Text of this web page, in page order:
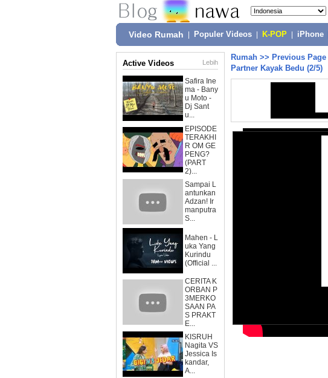
Video Rumah Populer Videos K-POP iPhone
Active Videos Lebih
Safira Ine
ma - Bany
u Moto -
Dj Sant
u...
EPISODE
TERAKHI
R OM GE
PENG?
(PART
2)...
Sampai L
antunkan
Adzan! Ir
manputra
S...
Mahen - L
uka Yang
Kurindu
(Official ...
CERITA K
ORBAN P
3MERKO
SAAN PA
S PRAKT
E...
KISRUH
Nagita VS
Jessica Is
kandar,
A...
Rumah >> Previous Page
Partner Kayak Bedu (2/5)